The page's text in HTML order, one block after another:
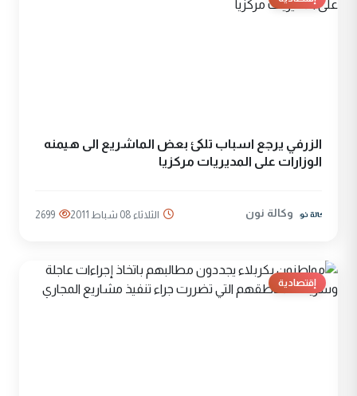
الزرفي يرجع اسباب تلكئ بعض الماشريع الى هيمنه
الوزارات على المديريات مركزيا
وكالة نون الثلاثاء 08 شباط 2011 2699
إقتصادية